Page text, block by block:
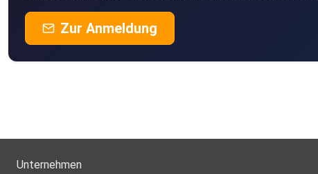
Zur Anmeldung
Unternehmen